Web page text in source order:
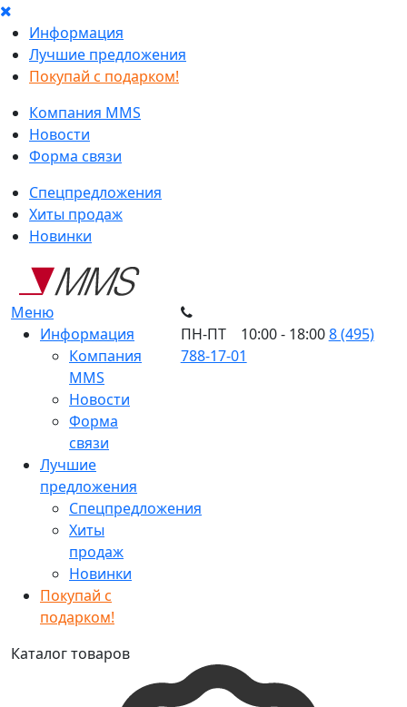
Информация
Лучшие предложения
Покупай с подарком!
Компания MMS
Новости
Форма связи
Спецпредложения
Хиты продаж
Новинки
Меню
Информация
Компания
MMS
Новости
Форма
связи
Лучшие
предложения
Спецпредложения
Хиты
продаж
Новинки
Покупай с
подарком!
ПН-ПТ 10:00 - 18:008 (495)
788-17-01
Каталог товаров